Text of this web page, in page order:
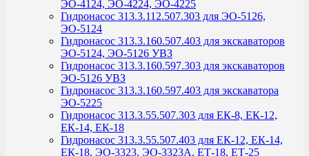
ЭО-4124, ЭО-4224, ЭО-4225
Гидронасос 313.3.112.507.303 для ЭО-5126,
ЭО-5124
Гидронасос 313.3.160.507.403 для экскаваторов
ЭО-5124, ЭО-5126 УВЗ
Гидронасос 313.3.160.597.303 для экскаваторов
ЭО-5126 УВЗ
Гидронасос 313.3.160.597.403 для экскаватора
ЭО-5225
Гидронасос 313.3.55.507.303 для ЕК-8, ЕК-12,
ЕК-14, ЕК-18
Гидронасос 313.3.55.507.403 для ЕК-12, ЕК-14,
ЕК-18, ЭО-3323, ЭО-3323А, ЕТ-18, ЕТ-25